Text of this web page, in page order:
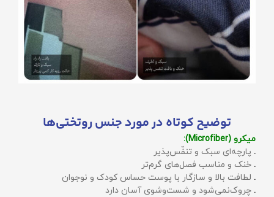
توضیح کوتاه در مورد جنس روتختی‌ها
میکرو (Microfiber):
ـ پارچه‌ای سبک و تنفّس‌پذیر
ـ خنک و مناسب فصل‌های گرم‌تر
ـ لطافت بالا و سازگار با پوست حساس کودک و نوجوان
ـ چروک‌نمی‌شود و شست‌وشوی آسان دارد